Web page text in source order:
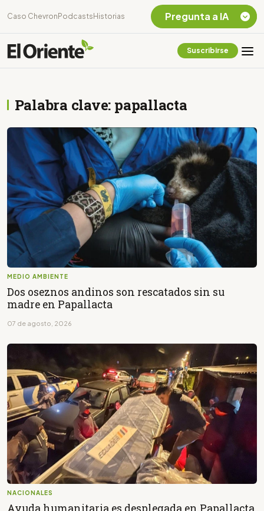
Caso Chevron Podcasts Historias
Suscribirse
Palabra clave: papallacta
MEDIO AMBIENTE
Dos oseznos andinos son rescatados sin su
madre en Papallacta
07 de agosto, 2026
NACIONALES
Pregunta a IA
Listar destinos
Amazonia Ecuatoriana
¿En que consiste la
tasa minera que rige en
Ecuador?